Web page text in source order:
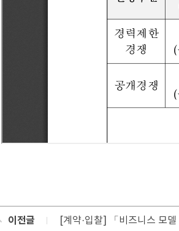
이전글 [계약·입찰] 「비즈니스 모